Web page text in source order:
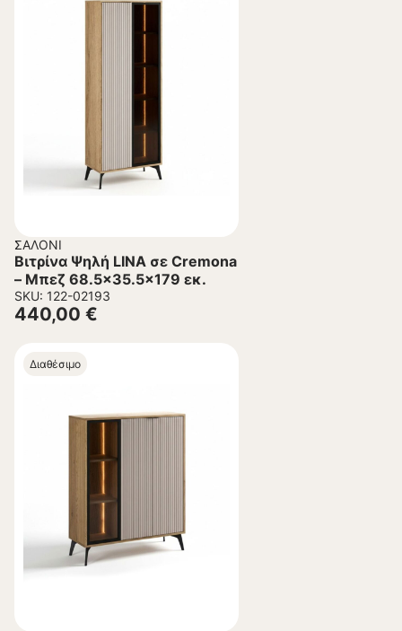
ΣΑΛΌΝΙ
Βιτρίνα Ψηλή LINA σε Cremona
– Μπεζ 68.5×35.5×179 εκ.
SKU: 122-02193
440,00 €
Διαθέσιμο